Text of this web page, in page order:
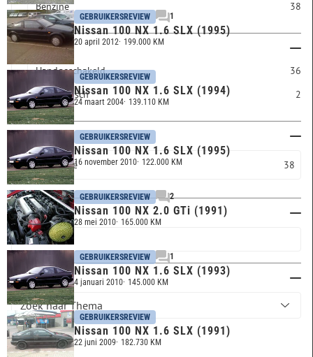
Benzine 38
Transmissie
Handgeschakeld
36
Automatisch
2
Carrosserie
Coupé 38
Trefwoord
Thema
GEBRUIKERSREVIEW 1
Nissan 100 NX 1.6 SLX (1995)
20 april 2012 199.000 KM
GEBRUIKERSREVIEW
Nissan 100 NX 1.6 SLX (1994)
24 maart 2004 139.110 KM
GEBRUIKERSREVIEW
Nissan 100 NX 1.6 SLX (1995)
16 november 2010 122.000 KM
GEBRUIKERSREVIEW 2
Nissan 100 NX 2.0 GTi (1991)
28 mei 2010 165.000 KM
GEBRUIKERSREVIEW 1
Nissan 100 NX 1.6 SLX (1993)
4 januari 2010 145.000 KM
GEBRUIKERSREVIEW
Nissan 100 NX 1.6 SLX (1991)
22 juni 2009 182.730 KM